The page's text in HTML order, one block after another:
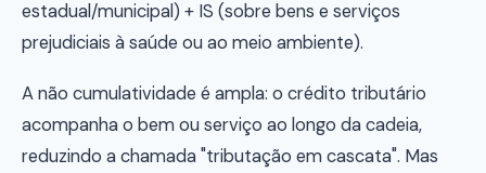
estadual/municipal) + IS (sobre bens e serviços
prejudiciais à saúde ou ao meio ambiente).
A não cumulatividade é ampla: o crédito tributário
acompanha o bem ou serviço ao longo da cadeia,
reduzindo a chamada "tributação em cascata". Mas